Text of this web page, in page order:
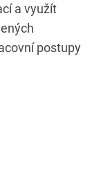
a využít
postupy